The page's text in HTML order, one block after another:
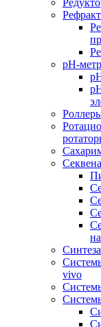
рН-
vivo